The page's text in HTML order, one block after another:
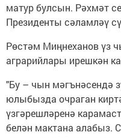
матур булсын. Рәхмәт
Президенты сәламләү
Рөстәм Миңнеханов үз
аграрийлары ирешкән
"Бу – чын мәгънәсендә
юлыбызда очраган
үзгәрешләренә
белән мактана алабыз.